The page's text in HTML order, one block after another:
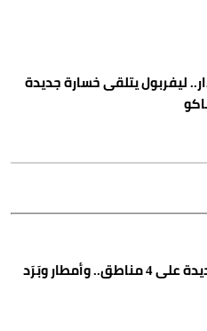
ليفربول يتلقى خسارة جديدة
«الأرصاد»: حرارة شديدة على 4 مناطق.. وأمطار وبَرَد